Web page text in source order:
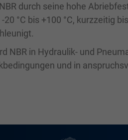
durch seine hohe
°C bis +100 °C, kurzzeitig
NBR in Hydraulik- und
und in